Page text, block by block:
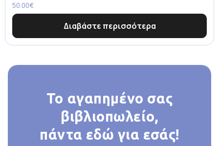
50.00€
Διαβάστε περισσότερα
Το αγαπημένο σας
βιβλιοπωλείο,
πάντα εδώ για εσάς!